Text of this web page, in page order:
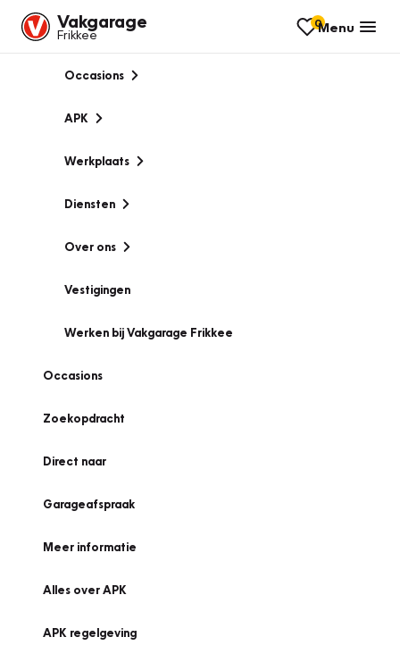
Vakgarage
Frikkee
0Menu
Occasions
APK
Werkplaats
Diensten
Over ons
Vestigingen
Werken bij Vakgarage Frikkee
Occasions
Zoekopdracht
Direct naar
Garageafspraak
Meer informatie
Alles over APK
APK regelgeving